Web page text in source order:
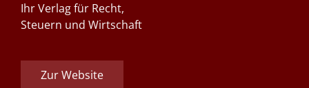
Ihr Verlag für Recht,
Steuern und Wirtschaft
Zur Website